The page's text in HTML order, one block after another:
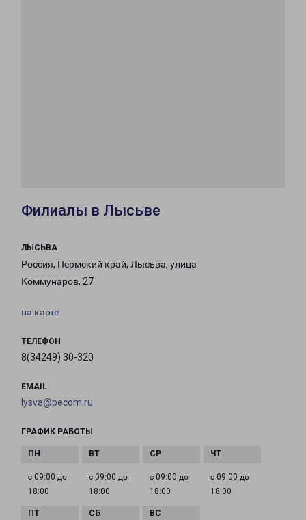
Филиалы в Лысьве
ЛЫСЬВА
Россия, Пермский край, Лысьва, улица
Коммунаров, 27
на карте
ТЕЛЕФОН
8(34249) 30-320
EMAIL
lysva@pecom.ru
ГРАФИК РАБОТЫ
с 09:00 до
18:00
с 09:00 до
18:00
с 09:00 до
18:00
с 09:00 до
18:00